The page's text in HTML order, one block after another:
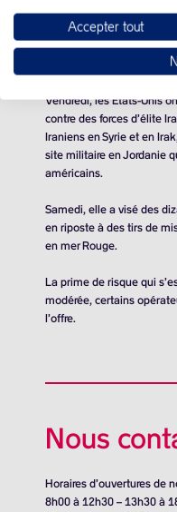
perturbations de
Le marché est inquiet de
Moyen-Orient, avec un
Vendredi, les États-Unis
contre des forces d’élite
Iraniens en Syrie et en
site militaire en Jordanie
américains.
Samedi, elle a visé des
en riposte à des tirs de
en mer Rouge.
La prime de risque qui
modérée, certains
l’offre.
Nous
Horaires d’ouvertures de
8h00 à 12h30 – 13h30 à
Accepter tout